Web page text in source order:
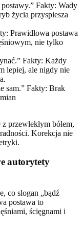
Fakty: Wady
życia przyspiesza
Prawidłowa postawa
nie tylko
Fakty: Każdy
lepiej, ale nigdy nie
sam.” Fakty: Brak
przewlekłym bólem,
Korekcja nie
autorytety
co slogan „bądź
postawa to
ścięgnami i